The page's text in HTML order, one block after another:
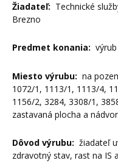
Žiadateľ: Technické
Brezno
Predmet konania:
Miesto výrubu: na
1072/1, 1113/1, 1113/4,
1156/2, 3284, 3308/1,
zastavaná plocha a
Dôvod výrubu: žiadateľ
zdravotný stav, rast na IS